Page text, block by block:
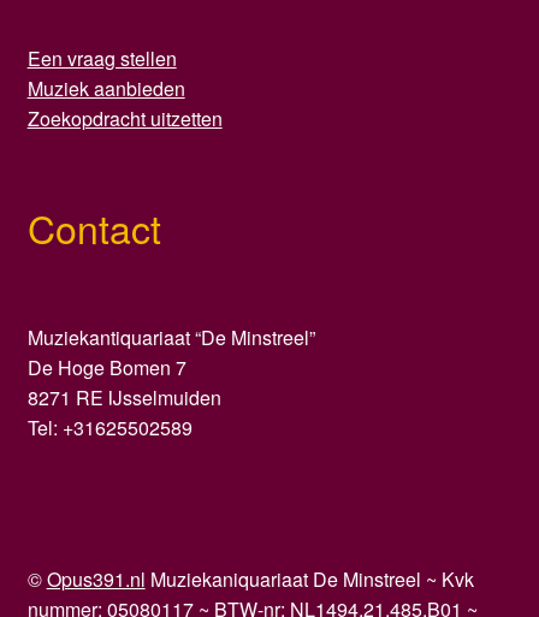
Een vraag stellen
Muziek aanbieden
Zoekopdracht uitzetten
Contact
Muziekantiquariaat “De Minstreel”
De Hoge Bomen 7
8271 RE IJsselmuiden
Tel: +31625502589
©Opus391.nl Muziekaniquariaat De Minstreel ~ Kvk
nummer: 05080117 ~ BTW-nr: NL1494.21.485.B01 ~